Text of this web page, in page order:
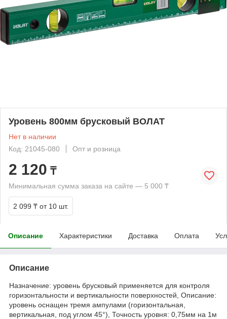
Уровень 800мм брусковый ВОЛАТ
Нет в наличии
Код: 21045-080
Опт и розница
2 120 ₸
Минимальная сумма заказа на сайте — 5 000 ₸
2 099 ₸ от 10 шт.
Описание Характеристики Доставка Оплата
Описание
Назначение: уровень брусковый применяется для контроля
горизонтальности и вертикальности поверхностей, Описание:
уровень оснащен тремя ампулами (горизонтальная,
вертикальная, под углом 45°), Точность уровня: 0,75мм на 1м